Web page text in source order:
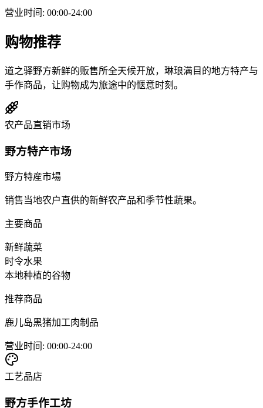
营业时间 : 00:00-24:00
购物推荐
道之驿野方新鲜的贩售所全天候开放，琳琅满目的地方特产与
手作商品，让购物成为旅途中的惬意时刻。
农产品直销市场
野方特产市场
野方特産市場
销售当地农户直供的新鲜农产品和季节性蔬果。
主要商品
新鲜蔬菜
时令水果
本地种植的谷物
推荐商品
鹿儿岛黑猪加工肉制品
营业时间 : 00:00-24:00
工艺品店
野方手作工坊